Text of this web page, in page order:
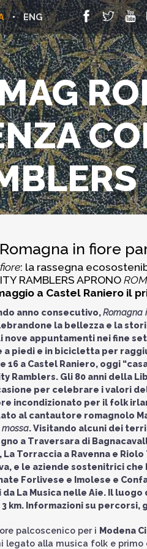
ENG
in fiore
: la rassegna
RAMBLERS APRONO
a Castel Raniero il
anno consecutivo,Romagna
la bellezza e la
nove appuntamenti nei fine
piedi e in bicicletta per
16 a Castel Raniero, oggi
Ramblers. Gli 80 anni della
per celebrare i valori
incondizionato per il folk
al cantautore romagnolo
mossa. Visitando alcuni dei
a Traversara di
La Torraccia a Ravenna e
e le aziende sostenitrici
Forlivese e Imolese e
da La Musica nelle Aie. Il
3 km. Informazioni su
palcoscenico per i Modena
legato alla musica folk e